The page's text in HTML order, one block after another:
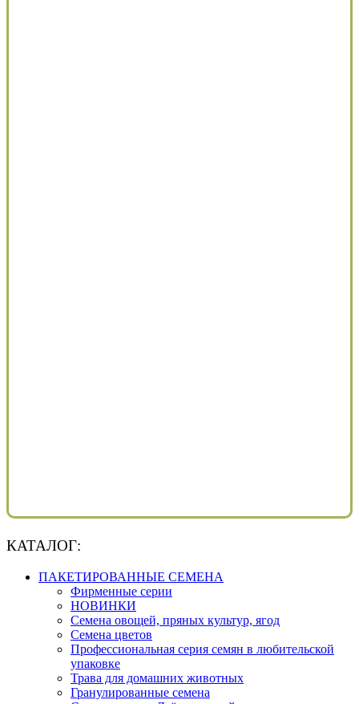
КАТАЛОГ:
ПАКЕТИРОВАННЫЕ СЕМЕНА
Фирменные серии
НОВИНКИ
Семена овощей, пряных культур, ягод
Семена цветов
Профессиональная серия семян в любительской
упаковке
Трава для домашних животных
Гранулированные семена